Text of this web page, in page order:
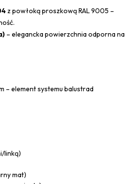
z powłoką proszkową RAL 9005 –
– elegancka powierzchnia odporna na
– element systemu balustrad
linką)
mat)